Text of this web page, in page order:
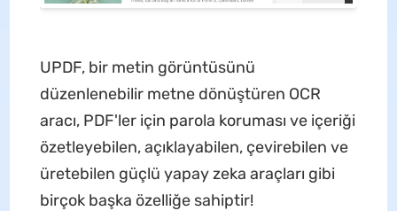
UPDF, bir metin görüntüsünü
düzenlenebilir metne dönüştüren OCR
aracı, PDF'ler için parola koruması ve içeriği
özetleyebilen, açıklayabilen, çevirebilen ve
üretebilen güçlü yapay zeka araçları gibi
birçok başka özelliğe sahiptir!